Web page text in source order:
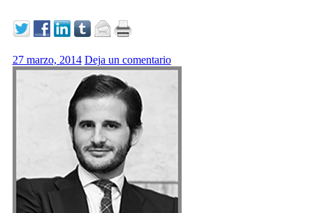
27 marzo, 2014 Deja un comentario